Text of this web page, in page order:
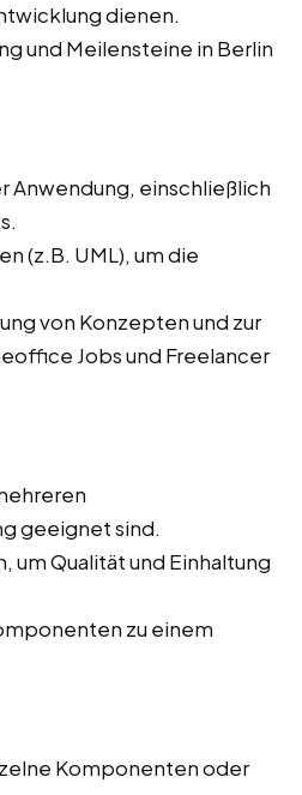
dienen.
und Meilensteine in Berlin
Anwendung, einschließlich
(z.B. UML), um die
von Konzepten und zur
Jobs und Freelancer
geeignet sind.
um Qualität und Einhaltung
zu einem
Komponenten oder